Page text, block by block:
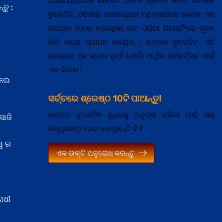
:
ର
ବୁଲେଟିନ, ଓଡ଼ିଶାର ଗଣମାଧ୍ଯ଼ମ ବ୍ଯ଼ବସାଯ଼ରେ କେବଳ ଏକ
ଉତ୍ଥାନ ହାସଲ କରିନଥିଲା ବରଂ ଓଡ଼ିଆ ରିପୋର୍ଟିଂରେ ନୂତନ
ନୀତି ମଧ୍ଯ଼ ସ୍ଥାପନ କରିଥିଲା | ଉତ୍କଳ ବୁଲେଟିନ, ଏହି
ସମଯ଼ରେ ଏକ କାଗଜ ନୁହେଁ ତଥାପି ଆର୍ଥିକ ପରିବର୍ତ୍ତନ ପାଇଁ
ଏକ ବିକାଶ |
ସର୍ଚ୍ଚରେ ଶ୍ରେଷ୍ଠ 10ଟି ପାଆନ୍ତୁ!
ଉତ୍କଳ ବୁଲେଟିନ ନ୍ଯ଼ୁଜକୁ ଅନୁକୂଳ କରିବା ପାଇଁ ଏକ
ବିଶ୍ୱସନୀଯ଼ ସେବା ଖୋଜୁଛନ୍ତି କି?
ଏକ ଉକ୍ତି ଅନୁରୋଧ କରନ୍ତୁ